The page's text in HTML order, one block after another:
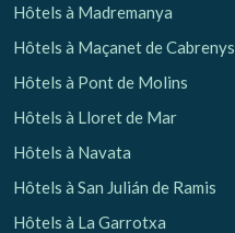
Hôtels à Madremanya
Hôtels à Maçanet de Cabrenys
Hôtels à Pont de Molins
Hôtels à Lloret de Mar
Hôtels à Navata
Hôtels à San Julián de Ramis
Hôtels à La Garrotxa